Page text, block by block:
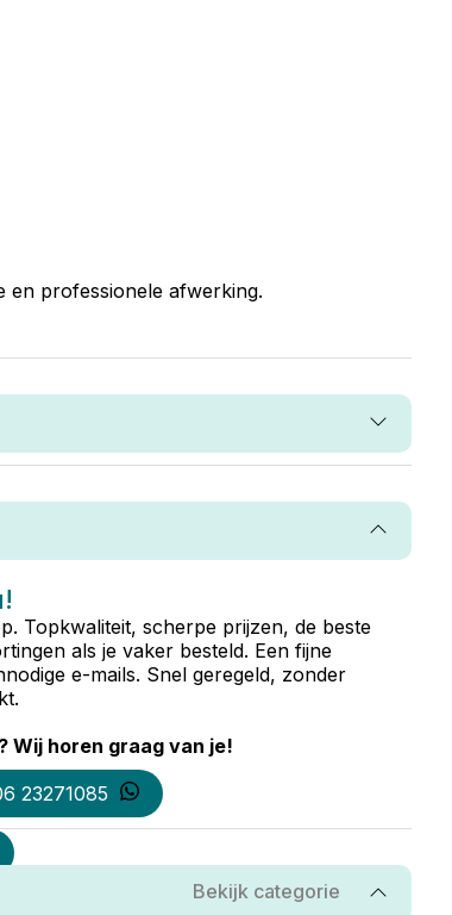
en professionele afwerking.
Topkwaliteit, scherpe prijzen, de beste
als je vaker besteld. Een fijne
e-mails. Snel geregeld, zonder
Wij horen graag van je!
23271085
Bekijk categorie